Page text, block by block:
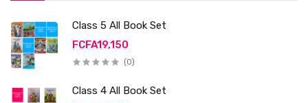
Class 5 All Book Set
FCFA19,150
(0)
Class 4 All Book Set